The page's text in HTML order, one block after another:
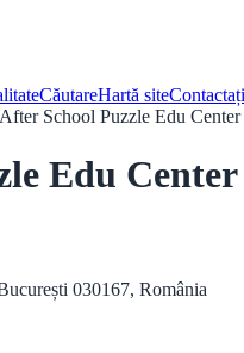
CăutareHartă site
After School Puzzle Edu Center
Edu
030167, România